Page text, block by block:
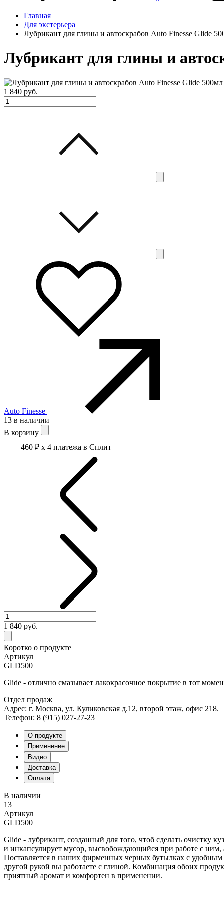
Главная
Для экстерьера
Лубрикант для глины и автоскрабов Auto Finesse Glide
Лубрикант для глины и
1 840 руб.
Auto Finesse
13 в наличии
В корзину
460 ₽x 4 платежа в Сплит
1 840 руб.
Коротко о продукте
Артикул
GLD500
Glide - отлично смазывает лакокрасочное покрытие в тот
Отдел продаж
Адрес: г. Москва, ул. Куликовская д.12, второй этаж, офис 218.
Телефон: 8 (915) 027-27-23
О продукте
Применение
Видео
Доставка
Оплата
В наличии
13
Артикул
GLD500
Glide - лубрикант, созданный для того, чтоб сделать очистку
и инкапсулирует мусор, высвобождающийся при работе с ним,
Поставляется в наших фирменных черных бутылках с
другой рукой вы работаете с глиной. Комбинация обоих
приятный аромат и комфортен в применении.